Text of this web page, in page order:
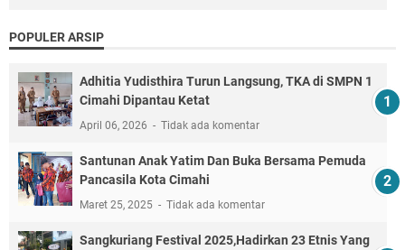
POPULER ARSIP
Adhitia Yudisthira Turun Langsung, TKA di SMPN 1
Cimahi Dipantau Ketat
April 06, 2026 Tidak ada komentar
Santunan Anak Yatim Dan Buka Bersama Pemuda
Pancasila Kota Cimahi
Maret 25, 2025 Tidak ada komentar
Sangkuriang Festival 2025,Hadirkan 23 Etnis Yang